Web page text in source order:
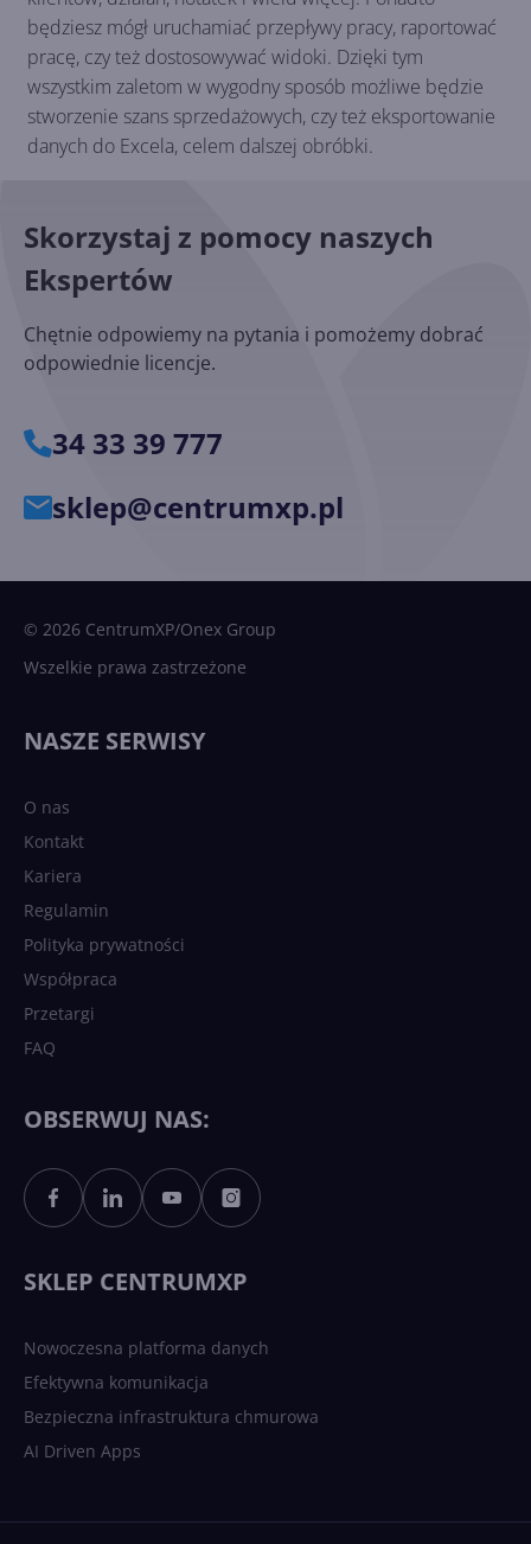
będziesz mógł uruchamiać przepływy pracy, raportować
pracę, czy też dostosowywać widoki. Dzięki tym
wszystkim zaletom w wygodny sposób możliwe będzie
stworzenie szans sprzedażowych, czy też eksportowanie
danych do Excela, celem dalszej obróbki.
Skorzystaj z pomocy naszych
Ekspertów
Chętnie odpowiemy na pytania i pomożemy dobrać
odpowiednie licencje.
34 33 39 777
sklep@centrumxp.pl
© 2026 CentrumXP/Onex Group
Wszelkie prawa zastrzeżone
NASZE SERWISY
O nas
Kontakt
Kariera
Regulamin
Polityka prywatności
Współpraca
Przetargi
FAQ
OBSERWUJ NAS:
SKLEP CENTRUMXP
Nowoczesna platforma danych
Efektywna komunikacja
Bezpieczna infrastruktura chmurowa
AI Driven Apps